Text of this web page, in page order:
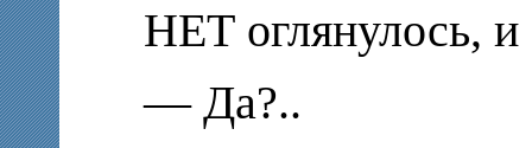
НЕТ оглянулось, и
— Да?..